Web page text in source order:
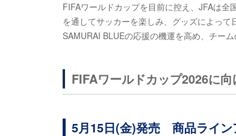
FIFAワールドカップを目前に控え、JFAは
を通してサッカーを楽しみ、グッズによっ
SAMURAI BLUEの応援の機運を高め、チー
FIFAワールドカップ2026に
5月15日(金)発売 商品ライン